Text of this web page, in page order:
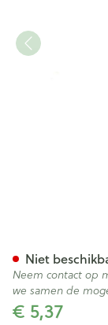
€ 5,37
Niet
Neem contact op
we samen de